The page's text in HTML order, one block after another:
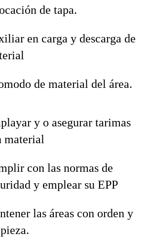
de tapa.
en carga y descarga de
de material del área.
y o asegurar tarimas
material
con las normas de
y emplear su EPP
las áreas con orden y